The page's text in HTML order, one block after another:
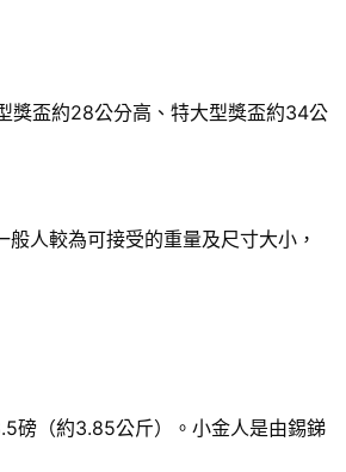
獎盃約28公分高、特大型獎盃約34公
人較為可接受的重量及尺寸大小，
磅（約3.85公斤）。小金人是由錫銻